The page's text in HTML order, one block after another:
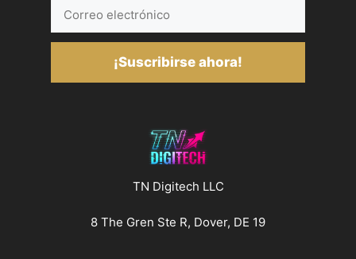
electrónico
¡Suscribirse ahora!
TN Digitech LLC
8 The Gren Ste R, Dover, DE 19